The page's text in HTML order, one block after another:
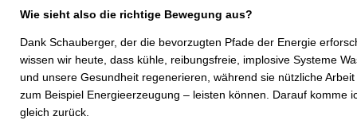
Wie sieht also die richtige Bewegung aus?
Dank Schauberger, der die bevorzugten Pfade der Energie
wissen wir heute, dass kühle, reibungsfreie, implosive Systeme
und unsere Gesundheit regenerieren, während sie nützliche Arbeit
zum Beispiel Energieerzeugung – leisten können. Darauf komme
gleich zurück.